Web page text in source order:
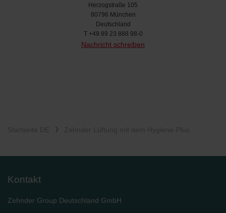
Herzogstraße 105
80796 München
Deutschland
T +49 89 23 888 98-0
Nachricht schreiben
Kontakt
Zehnder Group Deutschland GmbH